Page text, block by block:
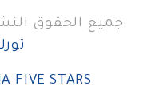
جميع الحقوق
FIVE STARS